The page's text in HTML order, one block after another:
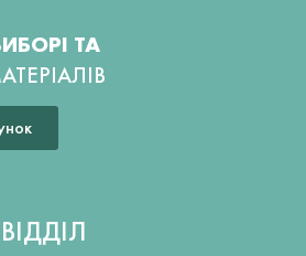
ТА
ВІДДІЛ